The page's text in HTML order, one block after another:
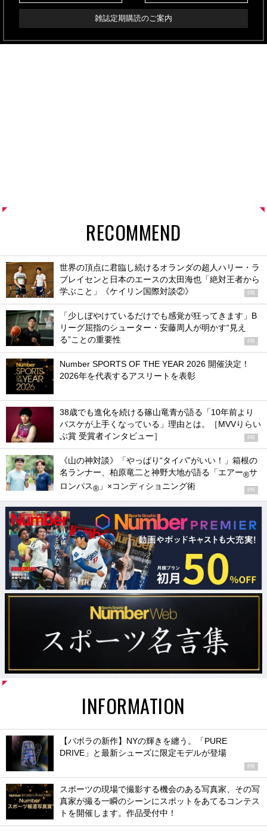
雑誌定期購読のご案内
RECOMMEND
世界の頂点に君臨し続けるオランダの超人ハリー・ラ
ブレイセンと日本のエースの太田海也「絶対王者から
学ぶこと」《ケイリン国際対談②》
PR
「少しぼやけているだけでも感覚が狂ってきます」B
リーグ屈指のシューター・安藤周人が明かす“見え
る”ことの重要性
PR
Number SPORTS OF THE YEAR 2026 開催決定！
2026年を代表するアスリートを表彰
38歳でも進化を続ける篠山竜青が語る「10年前より
バスケが上手くなっている」理由とは。［MVVりらい
ぶ賞 受賞者インタビュー］
PR
《山の神対談》「やっぱり“タイパ”がいい！」箱根の
名ランナー、柏原竜二と神野大地が語る「エアー®サ
ロンパス® 」×コンディショニング術 PR
INFORMATION
【バボラの新作】NYの輝きを纏う。「PURE
DRIVE」と最新シューズに限定モデルが登場
PR
スポーツの現場で撮影する機会のある写真家、その写
真家が撮る一瞬のシーンにスポットをあてるコンテス
トを開催します。作品受付中！